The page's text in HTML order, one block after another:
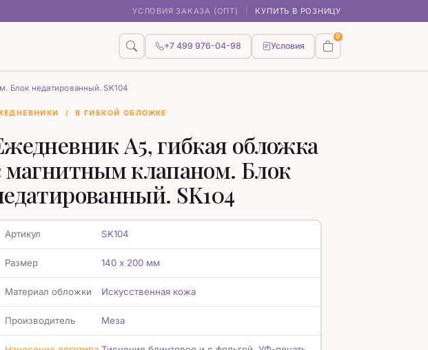
УСЛОВИЯ ЗАКАЗА (ОПТ) КУПИТЬ В РОЗНИЦУ
+7 499 976-04-98 Условия
0
Блок недатированный. SK104
/ В ГИБКОЙ ОБЛОЖКЕ
А5, гибкая обложка
магнитным клапаном. Блок
SK104
Артикул SK104
Размер 140 х 200 мм
Материал обложки Искусственная кожа
Производитель Меза